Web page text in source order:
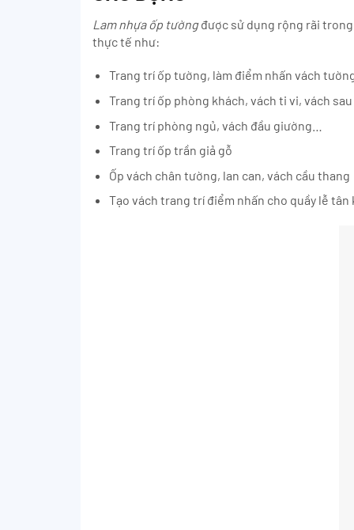
Lam nhựa ốp tườngđược sử dụng rộng rãi
thực tế như:
Trang trí ốp tường, làm điểm nhấn vách
Trang trí ốp phòng khách, vách ti vi, vách
Trang trí phòng ngủ, vách đầu giường…
Trang trí ốp trần giả gỗ
Ốp vách chân tường, lan can, vách cầu thang
Tạo vách trang trí điểm nhấn cho quầy lễ